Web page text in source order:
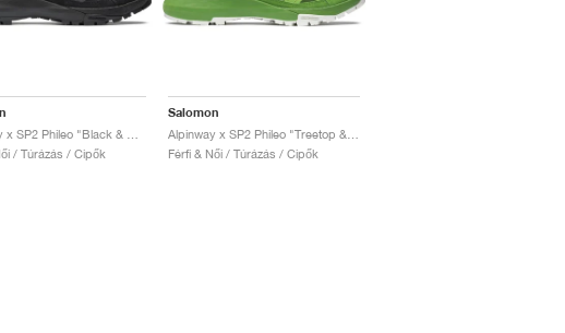
/ Túrázás / Cipők
Salomon
Férfi & Női / Túrázás / Cipők